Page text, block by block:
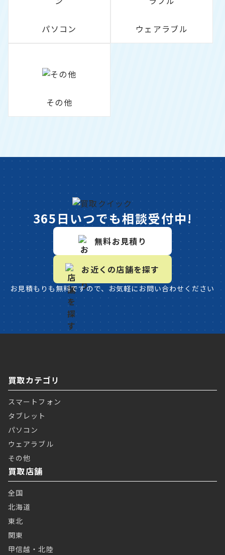
パソコン ウェアラブル
その他
365日いつでも相談受付中!
無料お見積り
お近くの店舗を探す
お見積もりも無料ですので、お気軽にお問い合わせください
買取カテゴリ
スマートフォン
タブレット
パソコン
ウェアラブル
その他
買取店舗
全国
北海道
東北
関東
甲信越・北陸